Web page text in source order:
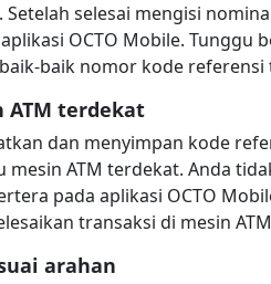
Setelah selesai mengisi
OCTO Mobile. Tunggu
baik nomor kode referensi
ATM terdekat
dan menyimpan kode
mesin ATM terdekat. Anda
pada aplikasi OCTO
transaksi di mesin
arahan